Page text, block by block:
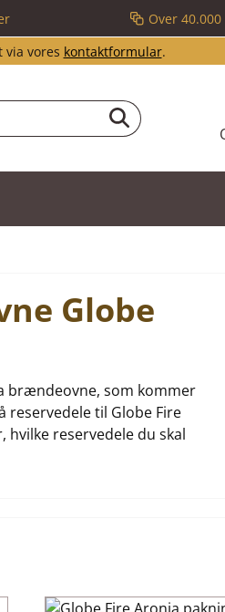
Over
via vores kontaktformular.
Globe
brændeovne, som kommer
til Globe Fire
hvilke reservedele du skal